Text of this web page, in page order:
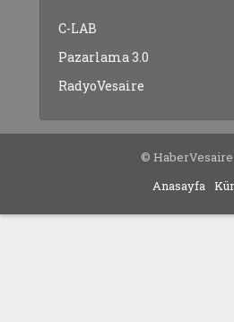
C-LAB
Pazarlama 3.0
RadyoVesaire
© HaberVesaire
Anasayfa